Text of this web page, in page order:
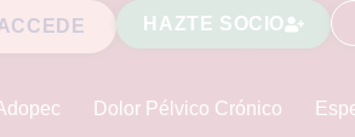
HAZTE SOCIO
Dolor Pélvico Crónico